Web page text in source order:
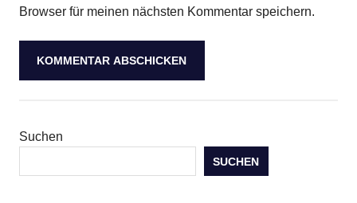
Browser für meinen nächsten Kommentar speichern.
Suchen
SUCHEN